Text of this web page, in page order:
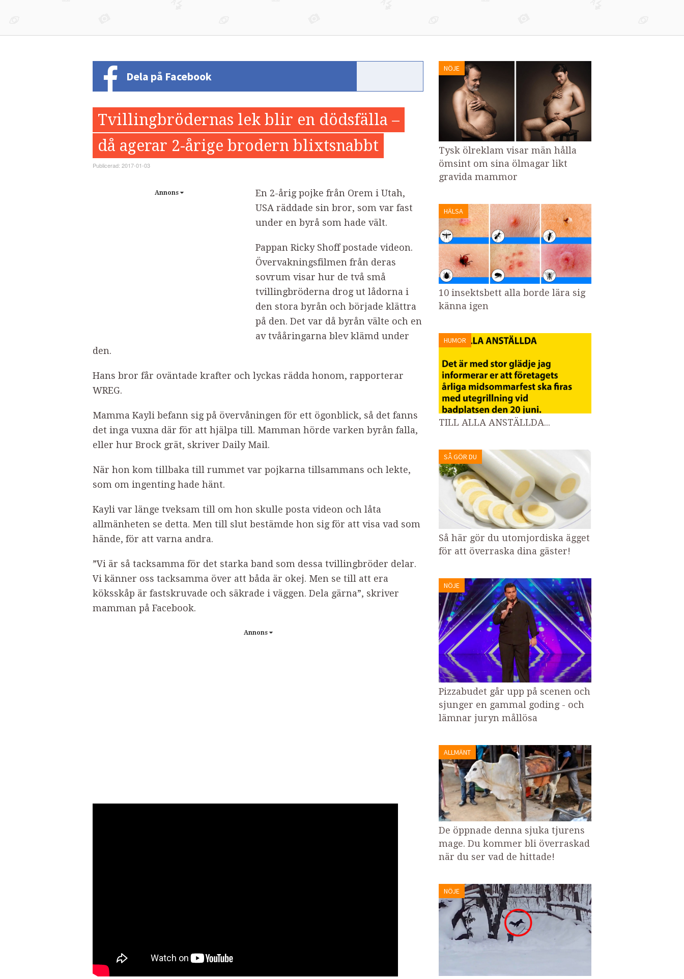
Dela på Facebook
Tvillingbrödernas lek blir en dödsfälla –
då agerar 2-årige brodern blixtsnabbt
Publicerad: 2017-01-03
Annons
En 2-årig pojke från Orem i Utah,
USA räddade sin bror, som var fast
under en byrå som hade vält.
Pappan Ricky Shoff postade videon.
Övervakningsfilmen från deras
sovrum visar hur de två små
tvillingbröderna drog ut lådorna i
den stora byrån och började klättra
på den. Det var då byrån välte och en
av tvååringarna blev klämd under
den.
Hans bror får oväntade krafter och lyckas rädda honom, rapporterar
WREG.
Mamma Kayli befann sig på övervåningen för ett ögonblick, så det fanns
det inga vuxna där för att hjälpa till. Mamman hörde varken byrån falla,
eller hur Brock grät, skriver Daily Mail.
När hon kom tillbaka till rummet var pojkarna tillsammans och lekte,
som om ingenting hade hänt.
Kayli var länge tveksam till om hon skulle posta videon och låta
allmänheten se detta. Men till slut bestämde hon sig för att visa vad som
hände, för att varna andra.
”Vi är så tacksamma för det starka band som dessa tvillingbröder delar.
Vi känner oss tacksamma över att båda är okej. Men se till att era
köksskåp är fastskruvade och säkrade i väggen. Dela gärna”, skriver
mamman på Facebook.
Annons
NÖJE
Tysk ölreklam visar män hålla
ömsint om sina ölmagar likt
gravida mammor
HÄLSA
10 insektsbett alla borde lära sig
känna igen
HUMOR
TILL ALLA ANSTÄLLDA...
SÅ GÖR DU
Så här gör du utomjordiska ägget
för att överraska dina gäster!
NÖJE
Pizzabudet går upp på scenen och
sjunger en gammal goding - och
lämnar juryn mållösa
ALLMÄNT
De öppnade denna sjuka tjurens
mage. Du kommer bli överraskad
när du ser vad de hittade!
NÖJE